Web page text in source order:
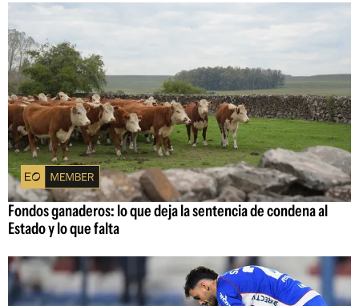
Fondos ganaderos: lo que deja la sentencia de condena al
Estado y lo que falta